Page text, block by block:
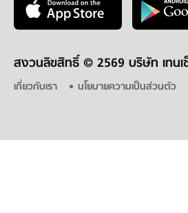
สงวนลิขสิทธิ์ © 2569 บริษัท เทน
เกี่ยวกับเรา นโยบายความเป็นส่วนตัว